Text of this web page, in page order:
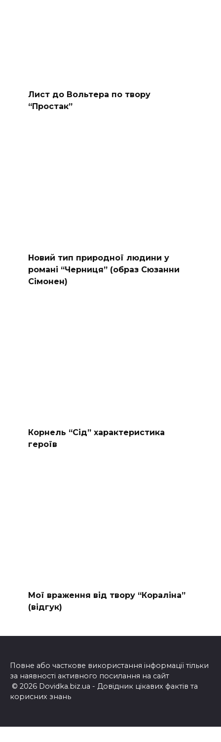
Лист до Вольтера по твору
“Простак”
Новий тип природної людини у
романі “Черниця” (образ Сюзанни
Сімонен)
Корнель “Сід” характеристика
героїв
Мої враження від твору “Кораліна”
(відгук)
Повне або часткове використання інформації тільки
за наявності активного посилання на сайт
© 2026 Dovidka.biz.ua - Довідник цікавих фактів та
корисних знань